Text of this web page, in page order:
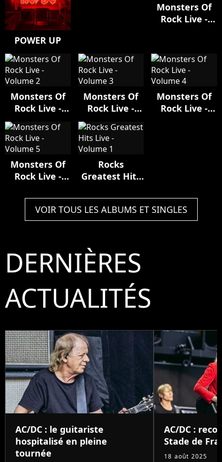
POWER UP
Monsters Of
Rock Live -
Monsters Of
Rock Live -
Monsters Of
Rock Live -
Monsters Of
Rock Live -
Monsters Of
Rock Live -
Rocks
Greatest Hits
1
VOIR TOUS LES ALBUMS ET SINGLES
DERNIÈRES
ACTUALITÉS
AC/DC : le guitariste
hospitalisé en pleine
tournée
AC/DC :
Stade de
18 août 2025